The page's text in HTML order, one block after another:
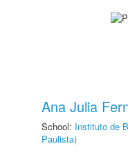
Ana Julia
School: Instituto de
Paulista)